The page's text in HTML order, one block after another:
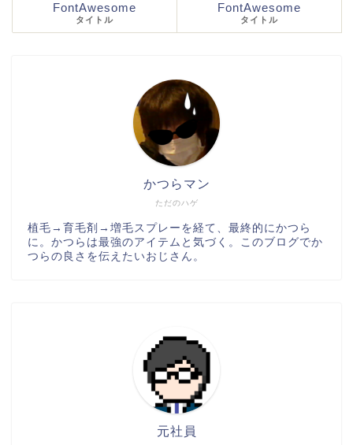
FontAwesome
タイトル
FontAwesome
タイトル
ただのハゲ
かつらマン
植毛→育毛剤→増毛スプレーを経て、最終的にかつら
に。かつらは最強のアイテムと気づく。このブログでか
つらの良さを伝えたいおじさん。
元社員